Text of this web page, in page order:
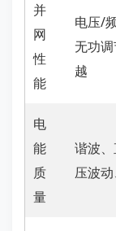
并
网
性
能
电压/
无功
越
电
能
质
量
谐波
压波